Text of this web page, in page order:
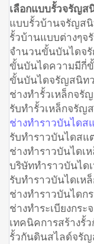
เลือกแบบรั้วจรัญส
แบบรั้วบ้านจรัญส
รั้วบ้านแบบต่างๆจ
จำนวนขั้นบันไดจ
ขั้นบันไดความมีกี่
ขั้นบันไดจรัญสนิท
ช่างทำรั้วเหล็กจรั
รับทำรั้วเหล็กจรัญ
ช่างทำราวบันได
รับทำราวบันไดส
ช่างทำราวบันไดเ
บริษัททำราวบันได
รับทำราวบันไดเห
ช่างทำราวบันไดก
ช่างทำระเบียงกร
เทคนิคการสร้าง
รั้วกันดินสไลด์จรั